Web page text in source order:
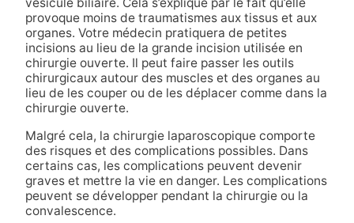
provoque moins de traumatismes aux tissus et aux
organes. Votre médecin pratiquera de petites
incisions au lieu de la grande incision utilisée en
chirurgie ouverte. Il peut faire passer les outils
chirurgicaux autour des muscles et des organes au
lieu de les couper ou de les déplacer comme dans la
chirurgie ouverte.
Malgré cela, la chirurgie laparoscopique comporte
des risques et des complications possibles. Dans
certains cas, les complications peuvent devenir
graves et mettre la vie en danger. Les complications
peuvent se développer pendant la chirurgie ou la
convalescence.